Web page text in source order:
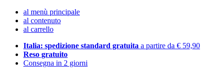
al menù principale
al contenuto
al carrello
Italia: spedizione standard gratuita a partire da € 59,90
Reso gratuito
Consegna in 2 giorni